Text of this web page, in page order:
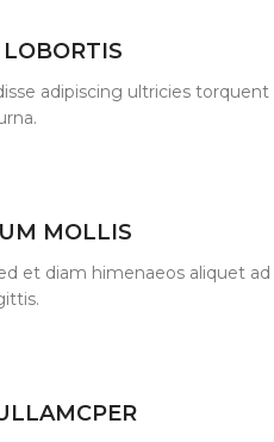
adipiscing ultricies torquent
MOLLIS
et diam himenaeos aliquet ad